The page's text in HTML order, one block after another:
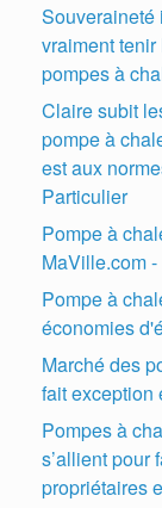
Souveraineté
vraiment
pompes à
Claire subit
pompe à
est aux
Particulier
Pompe à
MaVille.com
Pompe à
économies
Marché des
fait exception
Pompes à
s’allient pour
propriétaires